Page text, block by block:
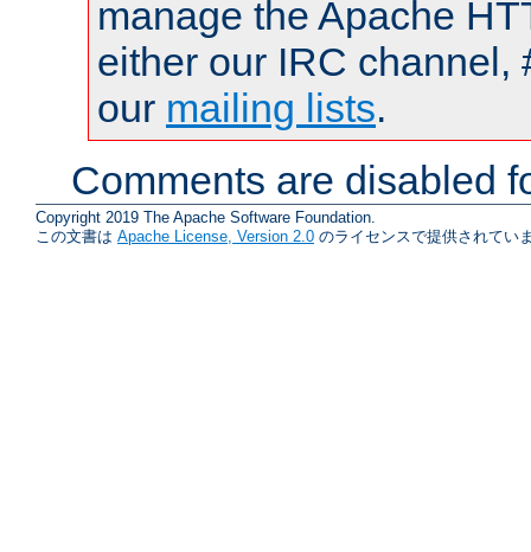
manage the Apache
either our IRC channel,
our mailing lists.
Comments are disabled
Copyright 2019 The Apache Software Foundation.
この文書は Apache License, Version 2.0 のライセンスで提供されてい